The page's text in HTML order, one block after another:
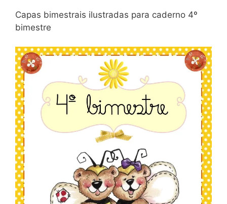
Capas bimestrais ilustradas para caderno 4º
bimestre